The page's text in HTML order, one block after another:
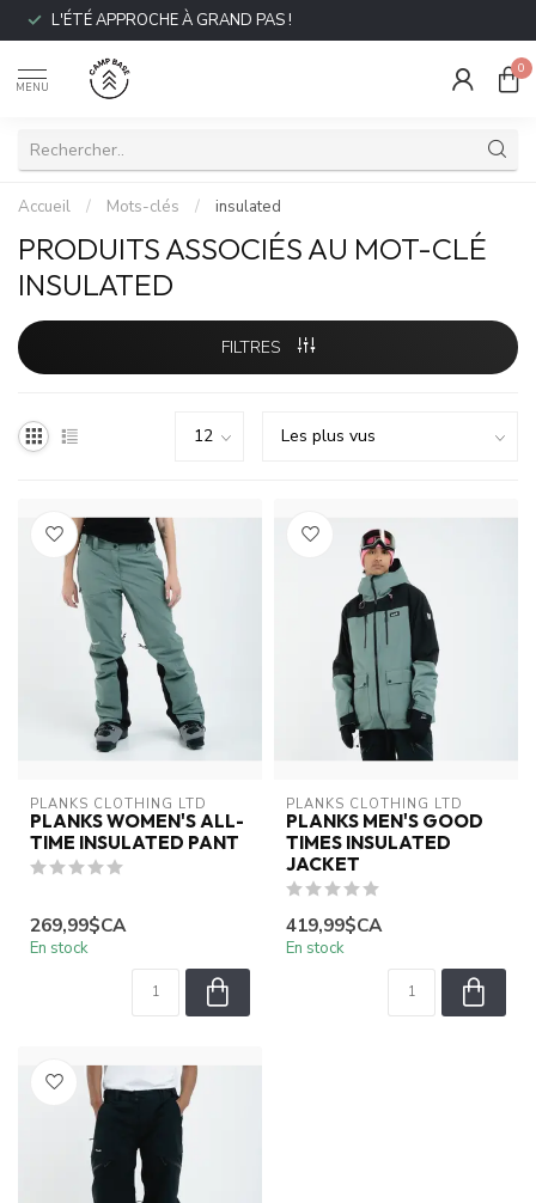
L'ÉTÉ APPROCHE À GRAND PAS !
MENU
0
Accueil / Mots-clés / insulated
PRODUITS ASSOCIÉS AU MOT-CLÉ
INSULATED
FILTRES
PLANKS CLOTHING LTD
PLANKS WOMEN'S ALL-
TIME INSULATED PANT
269,99$CA
En stock
PLANKS CLOTHING LTD
PLANKS MEN'S GOOD
TIMES INSULATED
JACKET
419,99$CA
En stock